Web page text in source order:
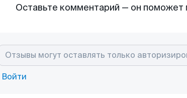
Оставьте комментарий — он поможет
Войти